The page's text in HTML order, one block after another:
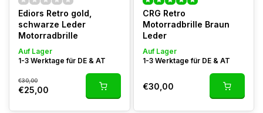
Ediors Retro gold,
schwarze Leder
Motorradbrille
Auf Lager
1-3 Werktage für DE & AT
€30,00
€25,00
CRG Retro
Motorradbrille Braun
Leder
Auf Lager
1-3 Werktage für DE & AT
€30,00